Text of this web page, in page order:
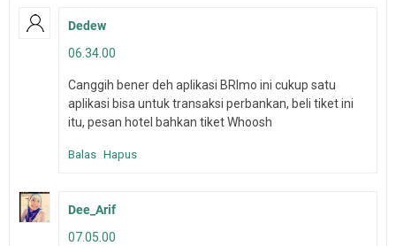
Dedew
06.34.00
Canggih bener deh aplikasi BRImo ini cukup satu
aplikasi bisa untuk transaksi perbankan, beli tiket ini
itu, pesan hotel bahkan tiket Whoosh
Balas Hapus
Dee_Arif
07.05.00